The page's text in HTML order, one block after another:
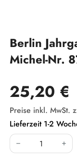
Berlin
Michel-Nr.
Regulärer Preis:
25,20 €
Preise inkl. MwSt.
Lieferzeit 1-2
Produkt